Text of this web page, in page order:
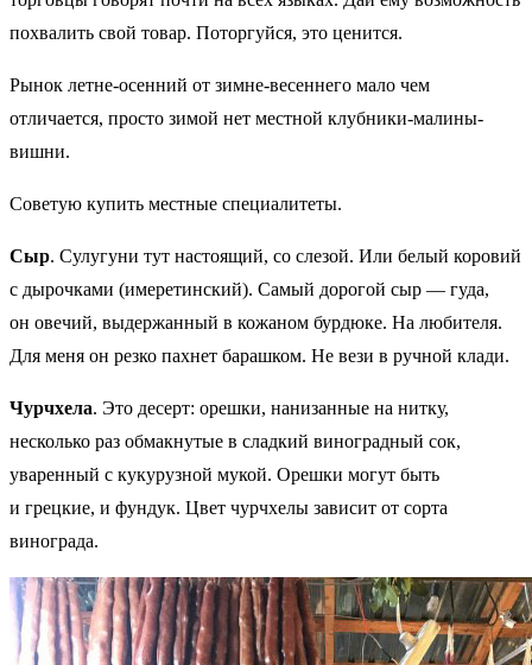
похвалить свой товар. Поторгуйся, это ценится.
Рынок летне-осенний от зимне-весеннего мало чем
отличается, просто зимой нет местной клубники-малины-
вишни.
Советую купить местные специалитеты.
Сыр. Сулугуни тут настоящий, со слезой. Или белый коровий
с дырочками (имеретинский). Самый дорогой сыр — гуда,
он овечий, выдержанный в кожаном бурдюке. На любителя.
Для меня он резко пахнет барашком. Не вези в ручной клади.
Чурчхела. Это десерт: орешки, нанизанные на нитку,
несколько раз обмакнутые в сладкий виноградный сок,
уваренный с кукурузной мукой. Орешки могут быть
и грецкие, и фундук. Цвет чурчхелы зависит от сорта
винограда.